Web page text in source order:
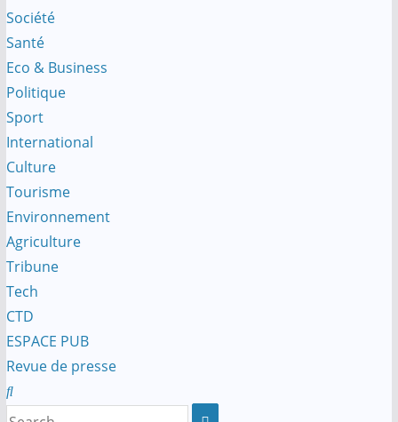
Société
Santé
Eco & Business
Politique
Sport
International
Culture
Tourisme
Environnement
Agriculture
Tribune
Tech
CTD
ESPACE PUB
Revue de presse